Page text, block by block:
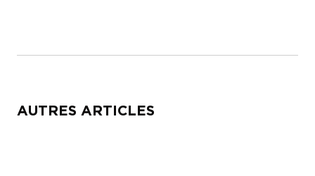
AUTRES ARTICLES